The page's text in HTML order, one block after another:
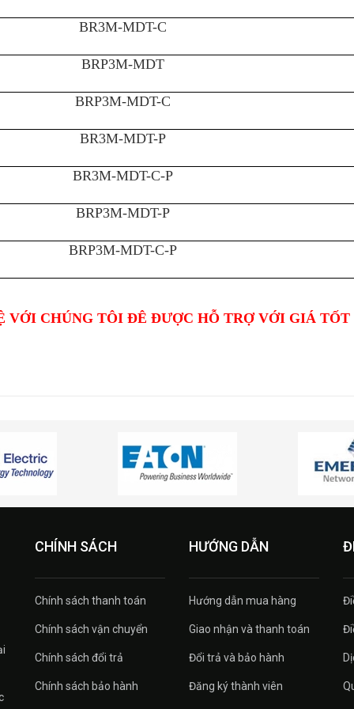
BR3M-MDT-C
BRP3M-MDT
BRP3M-MDT-C
BR3M-MDT-P
BR3M-MDT-C-P
BRP3M-MDT-P
BRP3M-MDT-C-P
CHÚNG TÔI ĐÊ ĐƯỢC HỖ TRỢ VỚI GIÁ TỐT
CHÍNH SÁCH
Chính sách thanh toán
Chính sách vận chuyển
Chính sách đổi trả
Chính sách bảo hành
HƯỚNG DẪN
Hướng dẫn mua hàng
Giao nhận và thanh toán
Đổi trả và bảo hành
Đăng ký thành viên